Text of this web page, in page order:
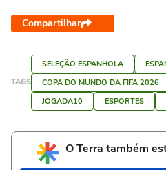
Compartilhar
TAGS
SELEÇÃO ESPANHOLA
COPA DO MUNDO DA FIFA 2026
JOGADA10
ESPORTES
O Terra também